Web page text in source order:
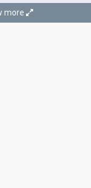
more